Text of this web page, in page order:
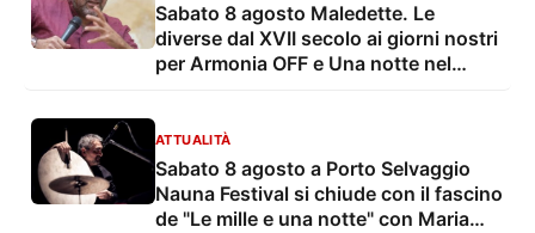
Sabato 8 agosto Maledette. Le
diverse dal XVII secolo ai giorni nostri
per Armonia OFF e Una notte nel
ATTUALITÀ
Sabato 8 agosto a Porto Selvaggio
Nauna Festival si chiude con il fascino
de "Le mille e una notte" con Maria